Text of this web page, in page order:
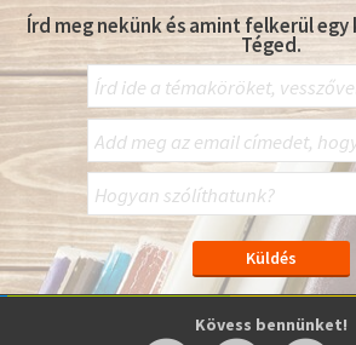
Írd meg nekünk és amint felkerül
Téged.
Kövess bennünket!